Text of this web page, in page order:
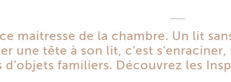
maitresse de la chambre. Un lit
une tête à son lit, c’est
d’objets familiers. Découvrez les